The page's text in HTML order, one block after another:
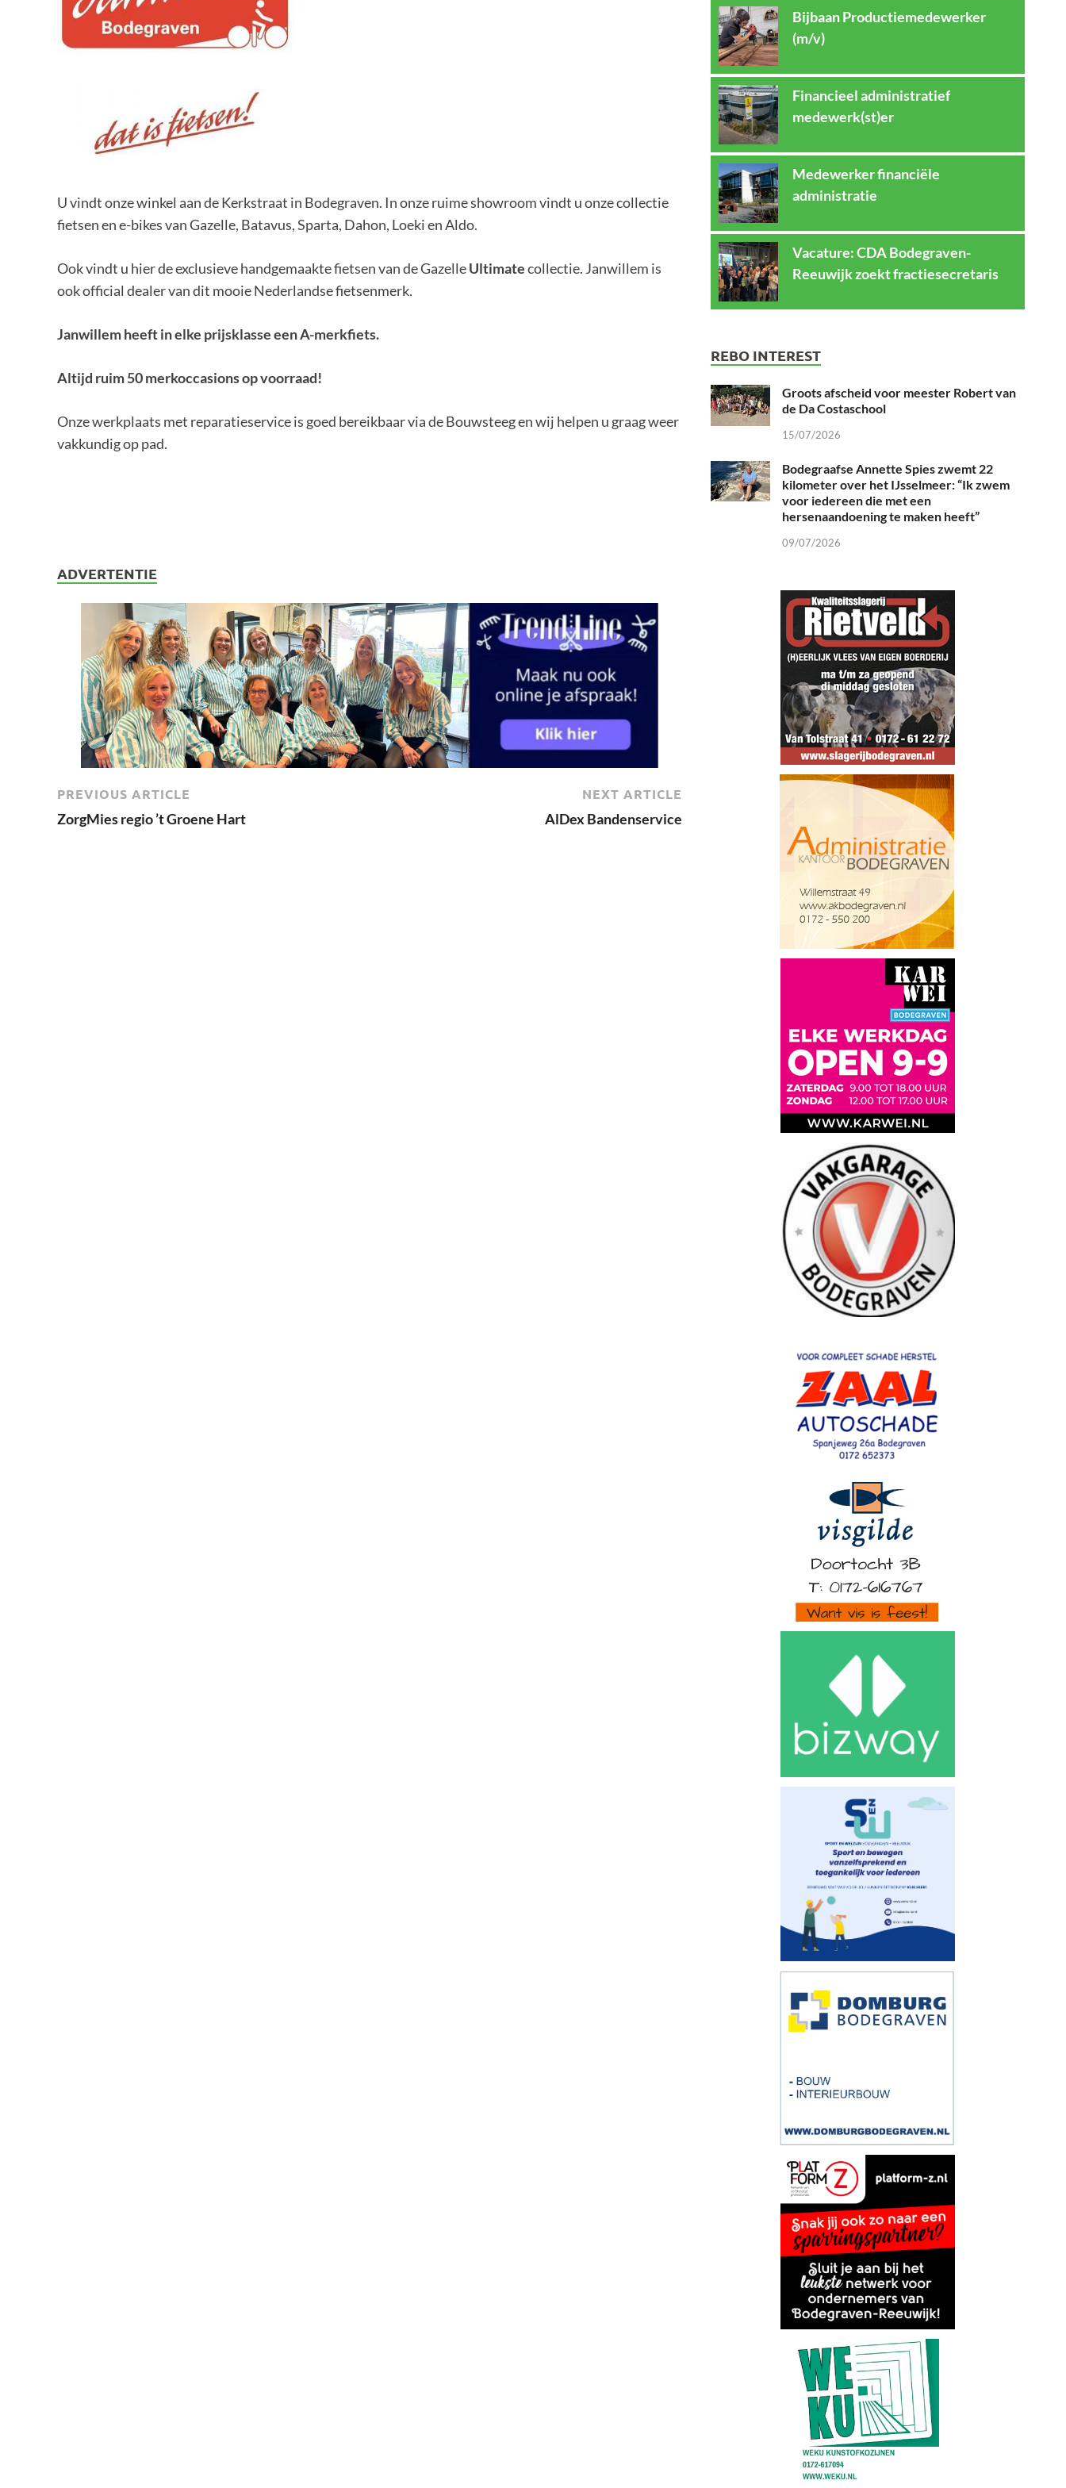
U vindt onze winkel aan de Kerkstraat in Bodegraven. In onze ruime showroom vindt u onze collectie
fietsen en e-bikes van Gazelle, Batavus, Sparta, Dahon, Loeki en Aldo.
Ook vindt u hier de exclusieve handgemaakte fietsen van de GazelleUltimatecollectie. Janwillem is
ook official dealer van dit mooie Nederlandse fietsenmerk.
Janwillem heeft in elke prijsklasse een A-merkfiets.
Altijd ruim 50 merkoccasions op voorraad!
Onze werkplaats met reparatieservice is goed bereikbaar via de Bouwsteeg en wij helpen u graag weer
vakkundig op pad.
ADVERTENTIE
PREVIOUS ARTICLE
ZorgMies regio ’t Groene Hart
NEXT ARTICLE
AlDex Bandenservice
Bijbaan Productiemedewerker
(m/v)
Financieel administratief
medewerk(st)er
Medewerker financiële
administratie
Vacature: CDA Bodegraven-
Reeuwijk zoekt fractiesecretaris
REBO INTEREST
Groots afscheid voor meester Robert van
de Da Costaschool
15/07/2026
Bodegraafse Annette Spies zwemt 22
kilometer over het IJsselmeer: “Ik zwem
voor iedereen die met een
hersenaandoening te maken heeft”
09/07/2026